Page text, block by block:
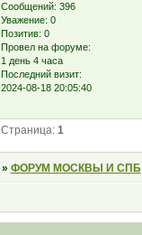
Сообщений: 396
Уважение: 0
Позитив: 0
Провел на форуме:
1 день 4 часа
Последний визит:
2024-08-18 20:05:40
Страница: 1
» ФОРУМ МОСКВЫ И СПБ